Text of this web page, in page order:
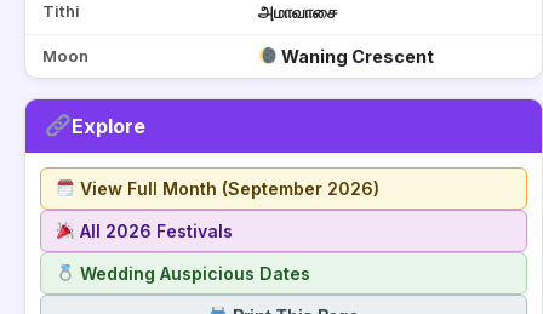
Tithi அமாவாசை
Moon Waning Crescent
Explore
View Full Month (September 2026)
All 2026 Festivals
Wedding Auspicious Dates